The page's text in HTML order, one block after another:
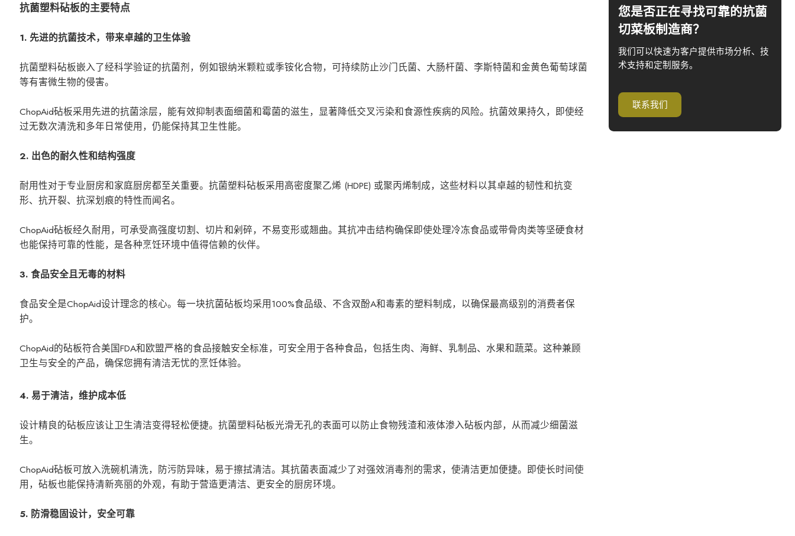
抗菌塑料砧板的主要特点
1. 先进的抗菌技术，带来卓越的卫生体验
抗菌塑料砧板嵌入了经科学验证的抗菌剂，例如银纳米颗粒或季铵化合物，可持续防止沙门氏菌、大肠杆菌、李斯特菌和金黄色葡萄球菌
等有害微生物的侵害。
ChopAid砧板采用先进的抗菌涂层，能有效抑制表面细菌和霉菌的滋生，显著降低交叉污染和食源性疾病的风险。抗菌效果持久，即使经
过无数次清洗和多年日常使用，仍能保持其卫生性能。
2. 出色的耐久性和结构强度
耐用性对于专业厨房和家庭厨房都至关重要。抗菌塑料砧板采用高密度聚乙烯 (HDPE) 或聚丙烯制成，这些材料以其卓越的韧性和抗变
形、抗开裂、抗深划痕的特性而闻名。
ChopAid砧板经久耐用，可承受高强度切割、切片和剁碎，不易变形或翘曲。其抗冲击结构确保即使处理冷冻食品或带骨肉类等坚硬食材
也能保持可靠的性能，是各种烹饪环境中值得信赖的伙伴。
3. 食品安全且无毒的材料
食品安全是ChopAid设计理念的核心。每一块抗菌砧板均采用100%食品级、不含双酚A和毒素的塑料制成，以确保最高级别的消费者保
护。
ChopAid的砧板符合美国FDA和欧盟严格的食品接触安全标准，可安全用于各种食品，包括生肉、海鲜、乳制品、水果和蔬菜。这种兼顾
卫生与安全的产品，确保您拥有清洁无忧的烹饪体验。
4. 易于清洁，维护成本低
设计精良的砧板应该让卫生清洁变得轻松便捷。抗菌塑料砧板光滑无孔的表面可以防止食物残渣和液体渗入砧板内部，从而减少细菌滋
生。
ChopAid砧板可放入洗碗机清洗，防污防异味，易于擦拭清洁。其抗菌表面减少了对强效消毒剂的需求，使清洁更加便捷。即使长时间使
用，砧板也能保持清新亮丽的外观，有助于营造更清洁、更安全的厨房环境。
5. 防滑稳固设计，安全可靠
您是否正在寻找可靠的抗菌
切菜板制造商？
我们可以快速为客户提供市场分析、技
术支持和定制服务。
联系我们